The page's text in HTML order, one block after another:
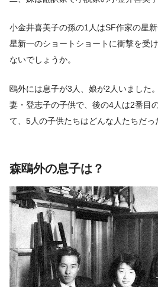
小金井喜美子の孫の1人はSF作家の星新
星新一のショートショートに衝撃を受
ないでしょうか。
鴎外には息子が3人、娘が2人いました
妻・登志子の子供で、後の4人は2番目
て、5人の子供たちはどんな人たちだっ
森鴎外の息子は？